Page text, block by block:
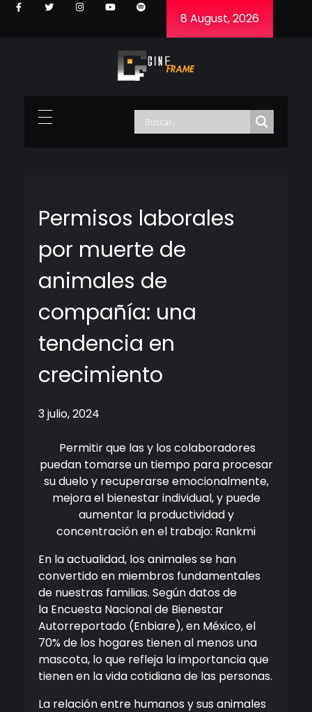
8 August, 2026
Permisos laborales
por muerte de
animales de
compañía: una
tendencia en
crecimiento
3 julio, 2024
Permitir que las y los colaboradores
puedan tomarse un tiempo para procesar
su duelo y recuperarse emocionalmente,
mejora el bienestar individual, y puede
aumentar la productividad y
concentración en el trabajo: Rankmi
En la actualidad, los animales se han
convertido en miembros fundamentales
de nuestras familias. Según datos de
la Encuesta Nacional de Bienestar
Autorreportado (Enbiare), en México, el
70% de los hogares tienen al menos una
mascota, lo que refleja la importancia que
tienen en la vida cotidiana de las personas.
La relación entre humanos y sus animales